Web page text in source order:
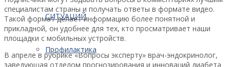
СИТУАЦИЙ
Профилактика
специалистам страны и получать ответы в формате видео.
Такой формат делает информацию более понятной и
прикладной, он удобнее для тех, кто просматривает наши
площадки с мобильных устройств.
В апреле в рубрике «Вопросы эксперту» врач-эндокринолог,
заведующая отделом прогнозирования и инноваций диабета